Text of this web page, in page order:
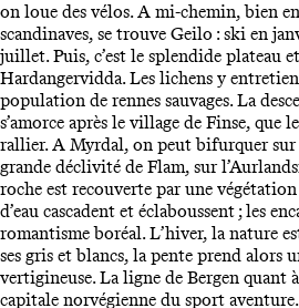
on loue des vélos. A mi-chemin, bien
scandinaves, se trouve Geilo : ski en
juillet. Puis, c’est le splendide plateau
Hardangervidda. Les lichens y
population de rennes sauvages. La
s’amorce après le village de Finse, que
rallier. A Myrdal, on peut bifurquer sur
grande déclivité de Flam, sur
roche est recouverte par une
d’eau cascadent et éclaboussent ; les
romantisme boréal. L’hiver, la nature
ses gris et blancs, la pente prend alors
vertigineuse. La ligne de Bergen quant
capitale norvégienne du sport aventure.